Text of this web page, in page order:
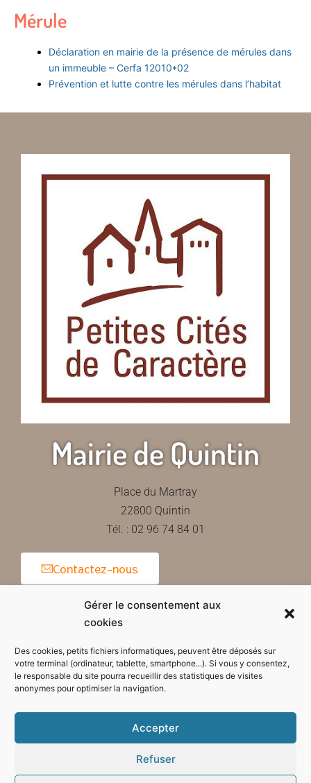
Gérer le consentement aux
cookies
Des cookies, petits fichiers informatiques, peuvent être déposés sur
votre terminal (ordinateur, tablette, smartphone...). Si vous y consentez,
le responsable du site pourra recueillir des statistiques de visites
anonymes pour optimiser la navigation.
Accepter
Refuser
Mérule
Déclaration en mairie de la présence de mérules dans
un immeuble – Cerfa 12010*02
Prévention et lutte contre les mérules dans l’habitat
Mairie de Quintin
Place du Martray
22800 Quintin
Tél. : 02 96 74 84 01
Contactez-nous
Horaires d'ouverture de la mairie